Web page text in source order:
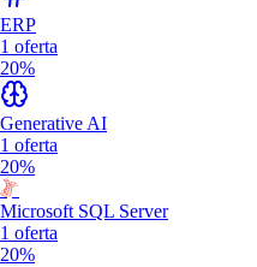
ERP
1 oferta
20%
Generative AI
1 oferta
20%
Microsoft SQL Server
1 oferta
20%